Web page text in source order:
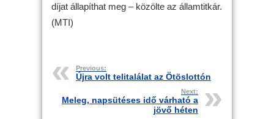
díjat állapíthat meg – közölte az államtitkár.
(MTI)
Previous:
Újra volt telitalálat az Ötöslottón
Next:
Meleg, napsütéses idő várható a
jövő héten